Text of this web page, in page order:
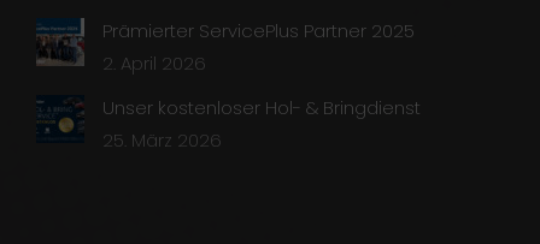
Prämierter ServicePlus Partner 2025
2. April 2026
Unser kostenloser Hol- & Bringdienst
25. März 2026